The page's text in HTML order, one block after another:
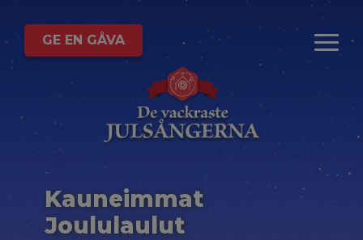
GE EN GÅVA
Kauneimmat
Joululaulut